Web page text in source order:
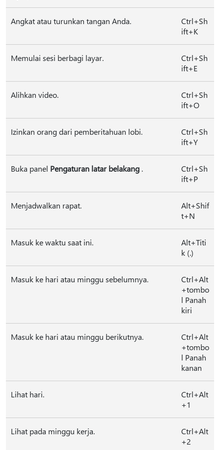
Angkat atau turunkan tangan Anda.
Ctrl+Sh
ift+K
Memulai sesi berbagi layar.
Ctrl+Sh
ift+E
Alihkan video.
Ctrl+Sh
ift+O
Izinkan orang dari pemberitahuan lobi.
Ctrl+Sh
ift+Y
Buka panel Pengaturan latar belakang .
Ctrl+Sh
ift+P
Menjadwalkan rapat.
Alt+Shif
t+N
Masuk ke waktu saat ini.
Alt+Titi
k (.)
Masuk ke hari atau minggu sebelumnya.
Ctrl+Alt
+tombo
l Panah
kiri
Masuk ke hari atau minggu berikutnya.
Ctrl+Alt
+tombo
l Panah
kanan
Lihat hari.
Ctrl+Alt
+1
Lihat pada minggu kerja.
Ctrl+Alt
+2